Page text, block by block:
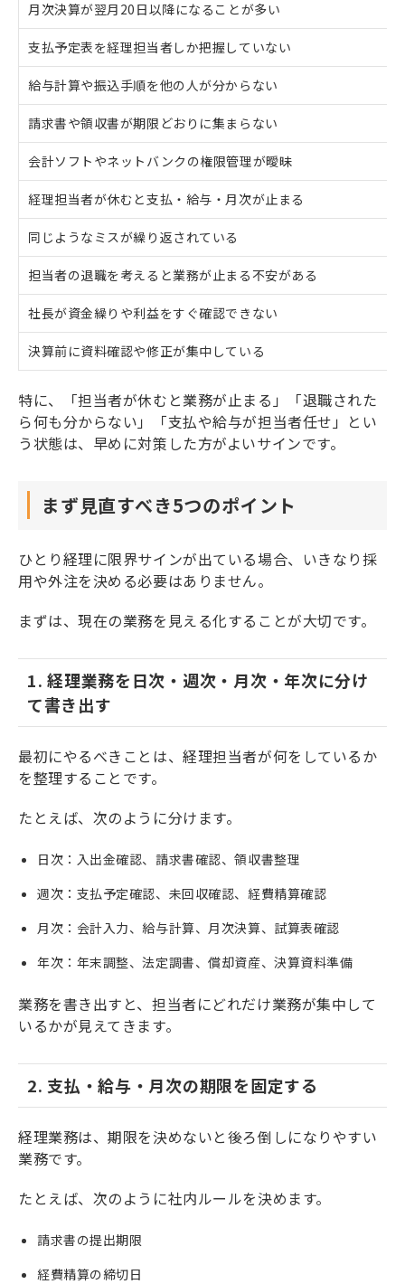
月次決算が翌月20日以降になることが多い
支払予定表を経理担当者しか把握していない
給与計算や振込手順を他の人が分からない
請求書や領収書が期限どおりに集まらない
会計ソフトやネットバンクの権限管理が曖昧
経理担当者が休むと支払・給与・月次が止まる
同じようなミスが繰り返されている
担当者の退職を考えると業務が止まる不安がある
社長が資金繰りや利益をすぐ確認できない
決算前に資料確認や修正が集中している
特に、「担当者が休むと業務が止まる」「退職された
ら何も分からない」「支払や給与が担当者任せ」とい
う状態は、早めに対策した方がよいサインです。
まず見直すべき5つのポイント
ひとり経理に限界サインが出ている場合、いきなり採
用や外注を決める必要はありません。
まずは、現在の業務を見える化することが大切です。
1. 経理業務を日次・週次・月次・年次に分け
て書き出す
最初にやるべきことは、経理担当者が何をしているか
を整理することです。
たとえば、次のように分けます。
日次：入出金確認、請求書確認、領収書整理
週次：支払予定確認、未回収確認、経費精算確認
月次：会計入力、給与計算、月次決算、試算表確認
年次：年末調整、法定調書、償却資産、決算資料準備
業務を書き出すと、担当者にどれだけ業務が集中して
いるかが見えてきます。
2. 支払・給与・月次の期限を固定する
経理業務は、期限を決めないと後ろ倒しになりやすい
業務です。
たとえば、次のように社内ルールを決めます。
請求書の提出期限
経費精算の締切日